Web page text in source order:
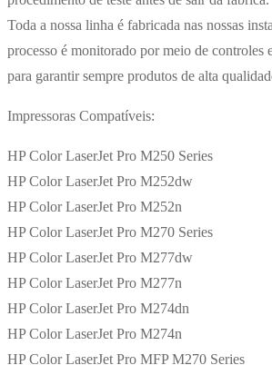
Toda a nossa linha é fabricada nas nossas
processo é monitorado por meio de controles
para garantir sempre produtos de alta
Impressoras Compatíveis:
HP Color LaserJet Pro M250 Series
HP Color LaserJet Pro M252dw
HP Color LaserJet Pro M252n
HP Color LaserJet Pro M270 Series
HP Color LaserJet Pro M277dw
HP Color LaserJet Pro M277n
HP Color LaserJet Pro M274dn
HP Color LaserJet Pro M274n
HP Color LaserJet Pro MFP M270 Series